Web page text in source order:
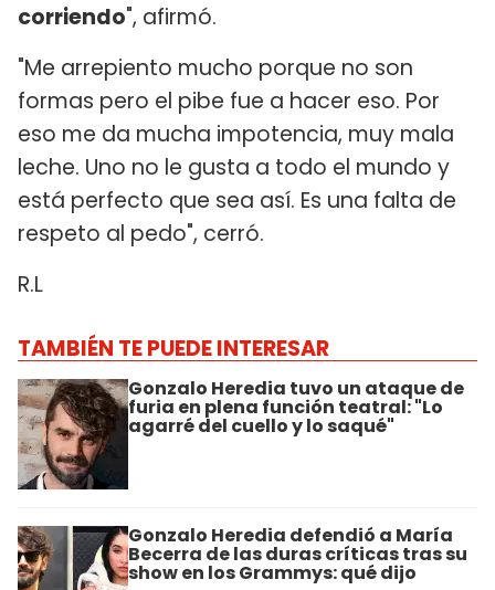
corriendo", afirmó.
"Me arrepiento mucho porque no son
formas pero el pibe fue a hacer eso. Por
eso me da mucha impotencia, muy mala
leche. Uno no le gusta a todo el mundo y
está perfecto que sea así. Es una falta de
respeto al pedo", cerró.
R.L
TAMBIÉN TE PUEDE INTERESAR
Gonzalo Heredia tuvo un ataque de
furia en plena función teatral: "Lo
agarré del cuello y lo saqué"
Gonzalo Heredia defendió a María
Becerra de las duras críticas tras su
show en los Grammys: qué dijo